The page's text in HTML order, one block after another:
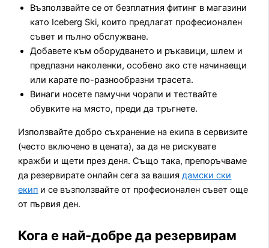
Възползвайте се от безплатния фитинг в магазини
като Iceberg Ski, които предлагат професионален
съвет и пълно обслужване.
Добавете към оборудването и ръкавици, шлем и
предпазни наколенки, особено ако сте начинаещи
или карате по-разнообразни трасета.
Винаги носете памучни чорапи и тествайте
обувките на място, преди да тръгнете.
Използвайте добро съхранение на екипа в сервизите
(често включено в цената), за да не рискувате
кражби и щети през деня. Също така, препоръчваме
да резервирате онлайн сега за вашиядамски ски
екип и се възползвайте от професионален съвет още
от първия ден.
Кога е най-добре да резервирам